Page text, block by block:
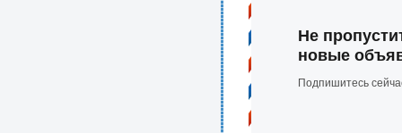
Не
новые
Подпишитесь